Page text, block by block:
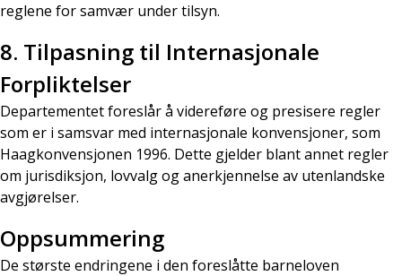
reglene for samvær under tilsyn.
8. Tilpasning til Internasjonale
Forpliktelser
Departementet foreslår å videreføre og presisere regler
som er i samsvar med internasjonale konvensjoner, som
Haagkonvensjonen 1996. Dette gjelder blant annet regler
om jurisdiksjon, lovvalg og anerkjennelse av utenlandske
avgjørelser.
Oppsummering
De største endringene i den foreslåtte barneloven